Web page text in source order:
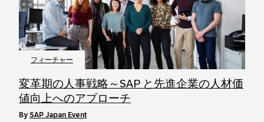
フィーチャー
変革期の人事戦略～SAP と先進企業の人材価
値向上へのアプローチ
by SAP Japan Event